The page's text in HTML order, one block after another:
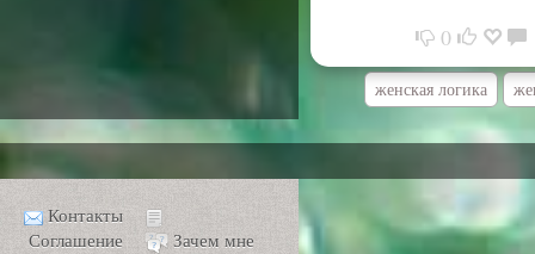
0
женская логика
Контакты
Соглашение
Зачем мне